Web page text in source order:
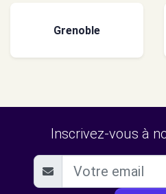
Grenoble
Inscrivez-vous à